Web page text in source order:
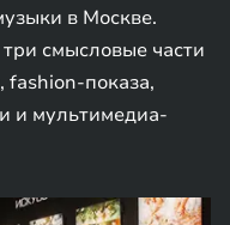
в Москве.
смысловые части
fashion-показа,
и мультимедиа-